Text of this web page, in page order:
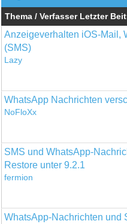
Thema / Verfasser Letzter
Anzeigeverhalten iOS-Mail,
(SMS)
Lazy
WhatsApp Nachrichten
NoFloXx
SMS und WhatsApp-
Restore unter 9.2.1
fermion
WhatsApp-Nachrichten und